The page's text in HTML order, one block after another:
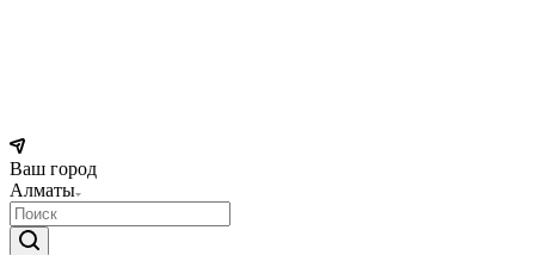
Ваш город
Алматы